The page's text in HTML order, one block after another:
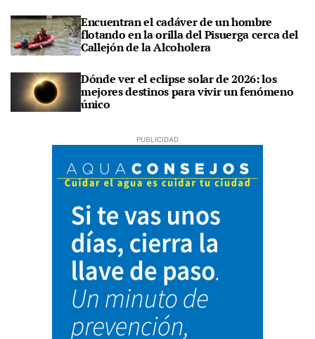
Encuentran el cadáver de un hombre
flotando en la orilla del Pisuerga cerca del
Callejón de la Alcoholera
Dónde ver el eclipse solar de 2026: los
mejores destinos para vivir un fenómeno
único